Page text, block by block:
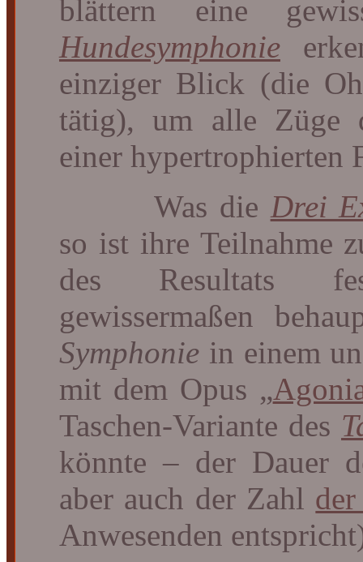
blättern eine
Hundesymphonie
einziger Blick (die
tätig), um alle
einer hypertrophierten
Was die Drei
so ist ihre Teilnahme
des Resultats
gewissermaßen
Symphonie in einem
mit dem Opus „
Taschen-Variante des
könnte – der Dauer
aber auch der Zahl
Anwesenden